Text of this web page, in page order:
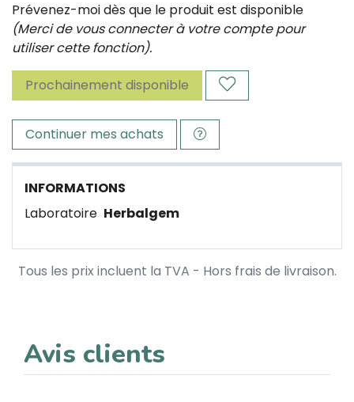
Prévenez-moi dès que le produit est disponible
(Merci de vous connecter à votre compte pour
utiliser cette fonction).
Prochainement disponible
Continuer mes achats
INFORMATIONS
Laboratoire Herbalgem
Tous les prix incluent la TVA - Hors frais de livraison.
Avis clients